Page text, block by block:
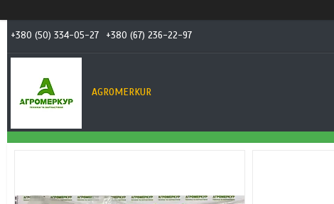
+380 (50) 334-05-27 +380 (67) 236-22-97
AGROMERKUR